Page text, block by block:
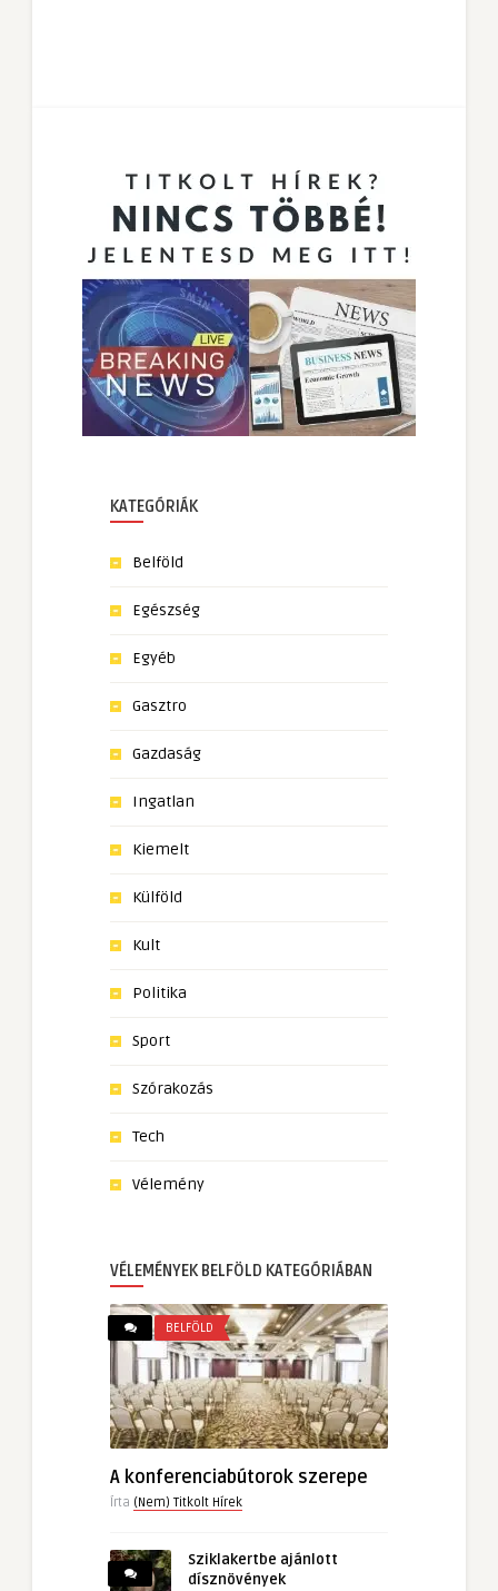
KATEGÓRIÁK
Belföld
Egészség
Egyéb
Gasztro
Gazdaság
Ingatlan
Kiemelt
Külföld
Kult
Politika
Sport
Szórakozás
Tech
Vélemény
VÉLEMÉNYEK BELFÖLD KATEGÓRIÁBAN
BELFÖLD
A konferenciabútorok szerepe
Írta (Nem) Titkolt Hírek
Sziklakertbe ajánlott
dísznövények